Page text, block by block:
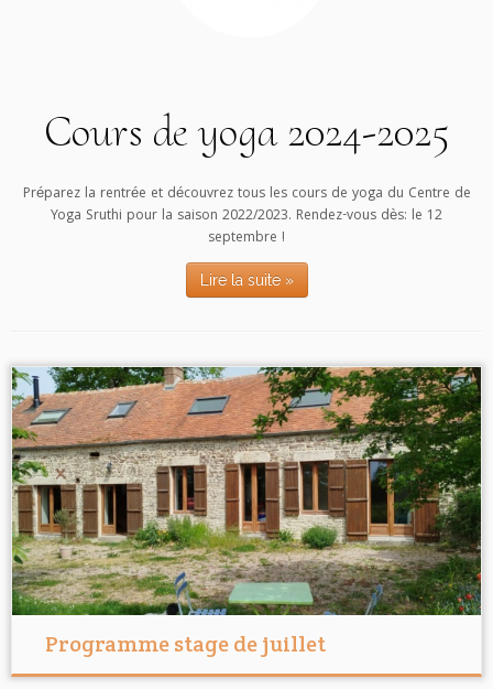
Cours de yoga 2024-2025
Préparez la rentrée et découvrez tous les cours de yoga du Centre de
Yoga Sruthi pour la saison 2022/2023. Rendez-vous dès: le 12
septembre !
Lire la suite »
Programme stage de juillet